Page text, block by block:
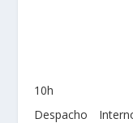
10h
Despacho